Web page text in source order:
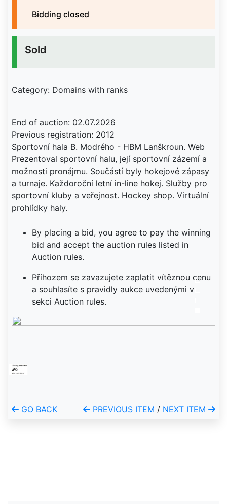
Bidding closed
Sold
Category: Domains with ranks
End of auction: 02.07.2026
Previous registration: 2012
Sportovní hala B. Modrého - HBM Lanškroun. Web
Prezentoval sportovní halu, její sportovní zázemí a
možnosti pronájmu. Součástí byly hokejové zápasy
a turnaje. Každoroční letní in-line hokej. Služby pro
sportovní kluby a veřejnost. Hockey shop. Virtuální
prohlídky haly.
By placing a bid, you agree to pay the winning
bid and accept the auction rules listed in
Auction rules.
Příhozem se zavazujete zaplatit vítěznou cenu
a souhlasíte s pravidly aukce uvedenými v
sekci Auction rules.
GO BACK PREVIOUS ITEM / NEXT ITEM